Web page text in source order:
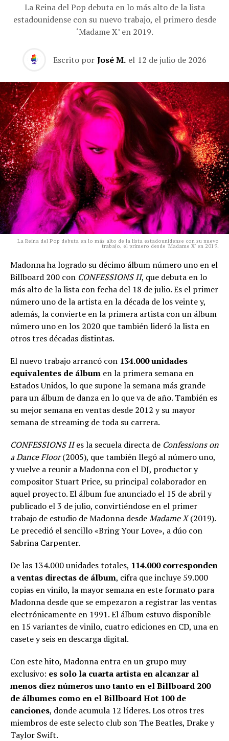
La Reina del Pop debuta en lo más alto de la lista
estadounidense con su nuevo trabajo, el primero desde
‘Madame X’ en 2019.
Escrito por José M. el 12 de julio de 2026
La Reina del Pop debuta en lo más alto de la lista estadounidense con su nuevo
trabajo, el primero desde 'Madame X' en 2019.
Madonna ha logrado su décimo álbum número uno en el
Billboard 200 con CONFESSIONS II, que debuta en lo
más alto de la lista con fecha del 18 de julio. Es el primer
número uno de la artista en la década de los veinte y,
además, la convierte en la primera artista con un álbum
número uno en los 2020 que también lideró la lista en
otros tres décadas distintas.
El nuevo trabajo arrancó con 134.000 unidades
equivalentes de álbum en la primera semana en
Estados Unidos, lo que supone la semana más grande
para un álbum de danza en lo que va de año. También es
su mejor semana en ventas desde 2012 y su mayor
semana de streaming de toda su carrera.
CONFESSIONS IIes la secuela directa de Confessions on
a Dance Floor(2005), que también llegó al número uno,
y vuelve a reunir a Madonna con el DJ, productor y
compositor Stuart Price, su principal colaborador en
aquel proyecto. El álbum fue anunciado el 15 de abril y
publicado el 3 de julio, convirtiéndose en el primer
trabajo de estudio de Madonna desdeMadame X(2019).
Le precedió el sencillo «Bring Your Love», a dúo con
Sabrina Carpenter.
De las 134.000 unidades totales, 114.000 corresponden
a ventas directas de álbum, cifra que incluye 59.000
copias en vinilo, la mayor semana en este formato para
Madonna desde que se empezaron a registrar las ventas
electrónicamente en 1991. El álbum estuvo disponible
en 15 variantes de vinilo, cuatro ediciones en CD, una en
casete y seis en descarga digital.
Con este hito, Madonna entra en un grupo muy
exclusivo: es solo la cuarta artista en alcanzar al
menos diez números uno tanto en el Billboard 200
de álbumes como en el Billboard Hot 100 de
canciones, donde acumula 12 líderes. Los otros tres
miembros de este selecto club son The Beatles, Drake y
Taylor Swift.